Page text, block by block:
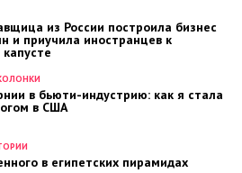
в бьюти-индустрию: как я стала
в США
из России построила бизнес
и приучила иностранцев к
в египетских пирамидах